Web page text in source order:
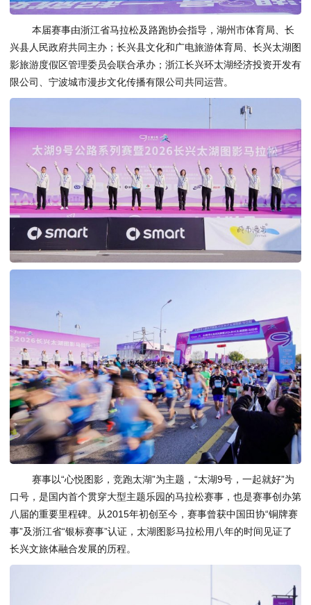
本届赛事由浙江省马拉松及路跑协会指导，湖州市体育局、长
兴县人民政府共同主办；长兴县文化和广电旅游体育局、长兴太湖图
影旅游度假区管理委员会联合承办；浙江长兴环太湖经济投资开发有
限公司、宁波城市漫步文化传播有限公司共同运营。
赛事以“心悦图影，竞跑太湖”为主题，“太湖9号，一起就好”为
口号，是国内首个贯穿大型主题乐园的马拉松赛事，也是赛事创办第
八届的重要里程碑。从2015年初创至今，赛事曾获中国田协“铜牌赛
事”及浙江省“银标赛事”认证，太湖图影马拉松用八年的时间见证了
长兴文旅体融合发展的历程。